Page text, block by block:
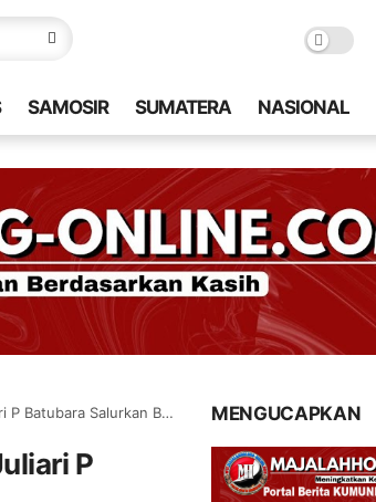
SAMOSIR SUMATERA NASIONAL
Bansos Senilai Rp 1,3 Miliar
P
MENGUCAPKAN